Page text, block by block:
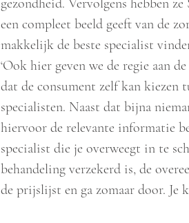
gezondheid. Vervolgens hebben
een compleet beeld geeft van de
makkelijk de beste specialist
‘Ook hier geven we de regie aan
dat de consument zelf kan kiezen
specialisten. Naast dat bijna
hiervoor de relevante informatie
specialist die je overweegt in te
behandeling verzekerd is, de
de prijslijst en ga zomaar door. Je